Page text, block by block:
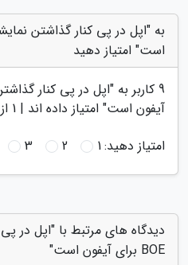
است" امتیاز دهید
9 کاربر به "
آیفون است" امتیاز داده اند | 1 از 5
امتیاز دهید:1
2
3
دیدگاه های مرتبط با "اپل در
BOE برای آیفون است"